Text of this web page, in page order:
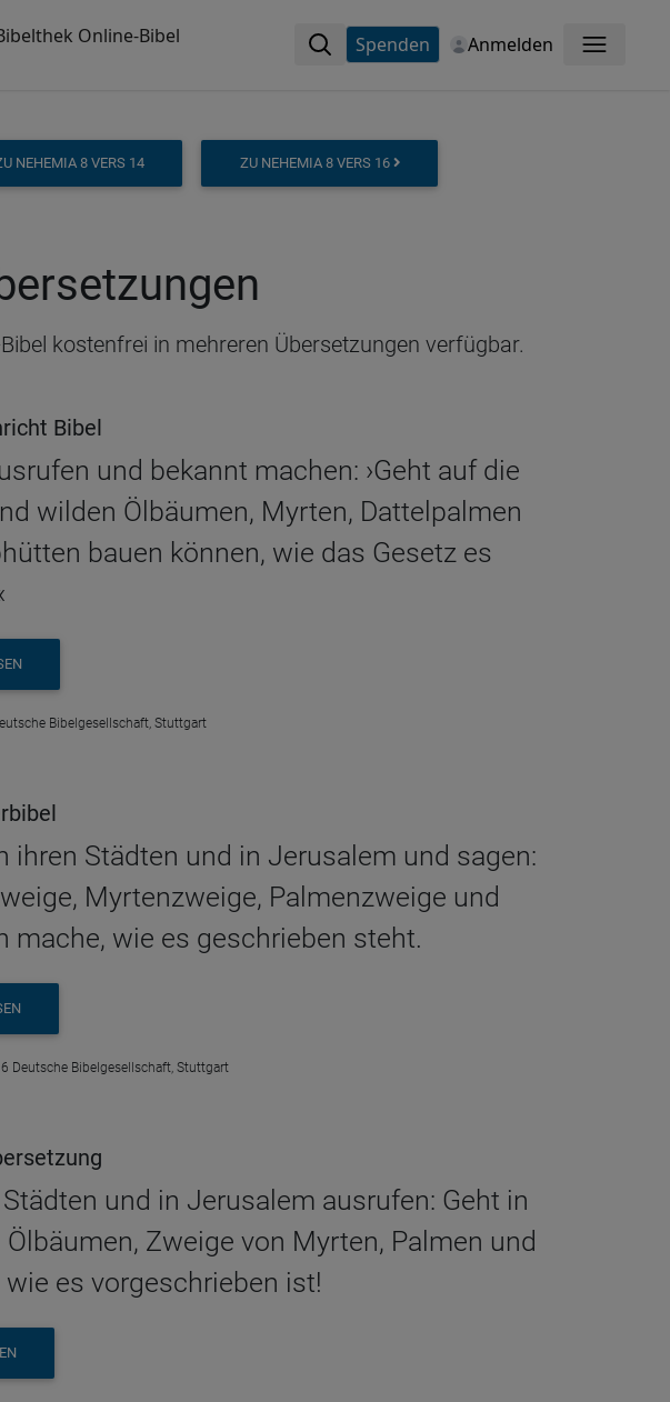
Online-Bibel Spenden Anmelden Menü
NEHEMIA 8 VERS 14 ZU NEHEMIA 8 VERS 16
kostenfrei in mehreren Übersetzungen verfügbar.
Bibel
und bekannt machen: ›Geht auf die
wilden Ölbäumen, Myrten, Dattelpalmen
bauen können, wie das Gesetz es
Bibelgesellschaft, Stuttgart
Städten und in Jerusalem und sagen:
Myrtenzweige, Palmenzweige und
mache, wie es geschrieben steht.
Deutsche Bibelgesellschaft, Stuttgart
und in Jerusalem ausrufen: Geht in
Zweige von Myrten, Palmen und
es vorgeschrieben ist!